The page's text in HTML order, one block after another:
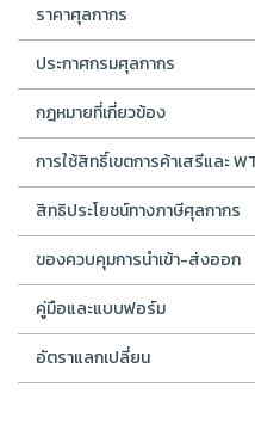
ราคาศุลกากร
ประกาศกรมศุลกากร
กฎหมายที่เกี่ยวข้อง
การใช้สิทธิ์เขตการค้าเสรีและ
สิทธิประโยชน์ทางภาษีศุลกากร
ของควบคุมการนำเข้า-ส่งออก
คู่มือและแบบฟอร์ม
อัตราแลกเปลี่ยน